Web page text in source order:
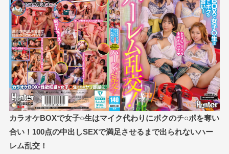
カラオケBOXで女子○生はマイク代わりにボクのチ○ポを奪い
合い！100点の中出しSEXで満足させるまで出られないハー
レム乱交！